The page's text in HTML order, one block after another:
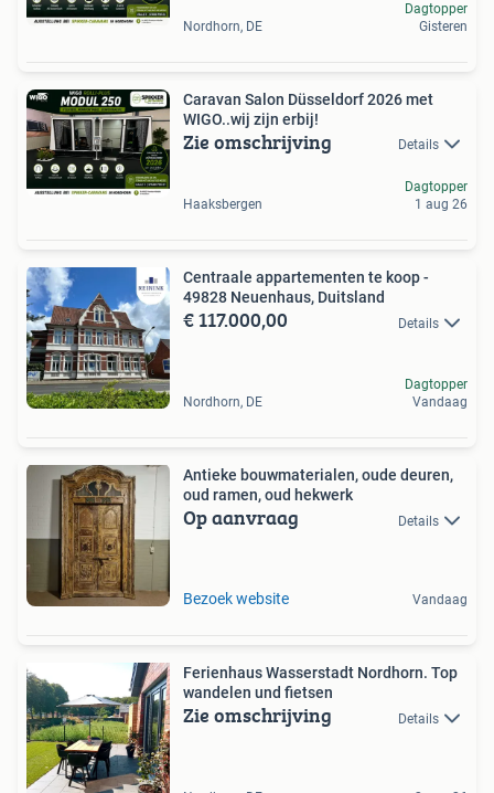
Nordhorn, DE
Dagtopper
Gisteren
Caravan Salon Düsseldorf 2026 met
WIGO..wij zijn erbij!
Zie omschrijving Details
Haaksbergen
Dagtopper
1 aug 26
Centraale appartementen te koop -
49828 Neuenhaus, Duitsland
€ 117.000,00 Details
Nordhorn, DE
Dagtopper
Vandaag
Antieke bouwmaterialen, oude deuren,
oud ramen, oud hekwerk
Op aanvraag Details
Bezoek website Vandaag
Ferienhaus Wasserstadt Nordhorn. Top
wandelen und fietsen
Zie omschrijving Details